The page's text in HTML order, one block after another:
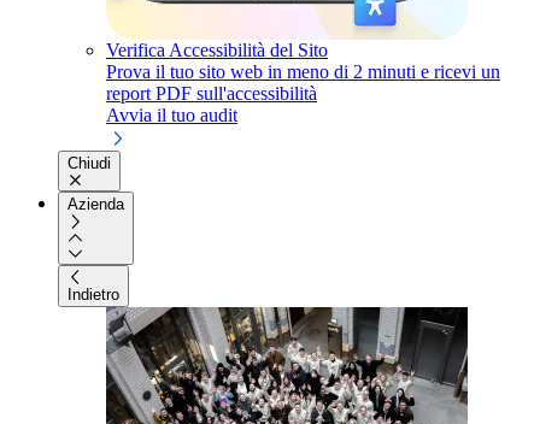
Verifica Accessibilità del Sito
Prova il tuo sito web in meno di 2 minuti e ricevi un
report PDF sull'accessibilità
Avvia il tuo audit
Chiudi
Azienda
Indietro